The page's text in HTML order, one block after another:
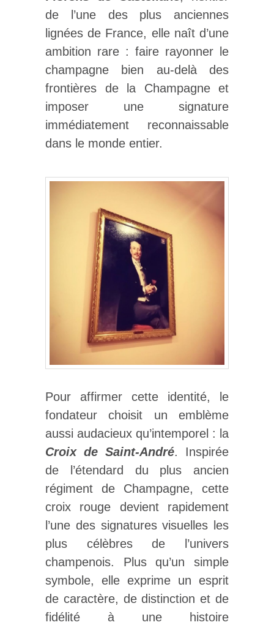
de l’une des plus anciennes
lignées de France, elle naît d’une
ambition rare : faire rayonner le
champagne bien au-delà des
frontières de la Champagne et
imposer une signature
immédiatement reconnaissable
dans le monde entier.
Pour affirmer cette identité, le
fondateur choisit un emblème
aussi audacieux qu’intemporel : la
Croix de Saint-André. Inspirée
de l’étendard du plus ancien
régiment de Champagne, cette
croix rouge devient rapidement
l’une des signatures visuelles les
plus célèbres de l’univers
champenois. Plus qu’un simple
symbole, elle exprime un esprit
de caractère, de distinction et de
fidélité à une histoire